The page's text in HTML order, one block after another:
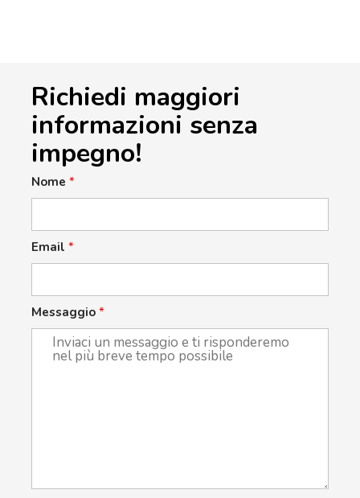
Richiedi maggiori
informazioni senza
impegno!
Nome *
Email *
Messaggio *